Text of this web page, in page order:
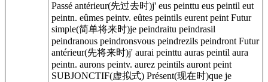
Passé antérieur(先过去时)j' eus peinttu eus peintil eut
peintn. eûmes peintv. eûtes peintils eurent peint Futur
simple(简单将来时)je peindraitu peindrasil
peindranous peindronsvous peindrezils peindront Futur
antérieur(先将来时)j' aurai peinttu auras peintil aura
peintn. aurons peintv. aurez peintils auront peint
SUBJONCTIF(虚拟式) Présent(现在时)que je